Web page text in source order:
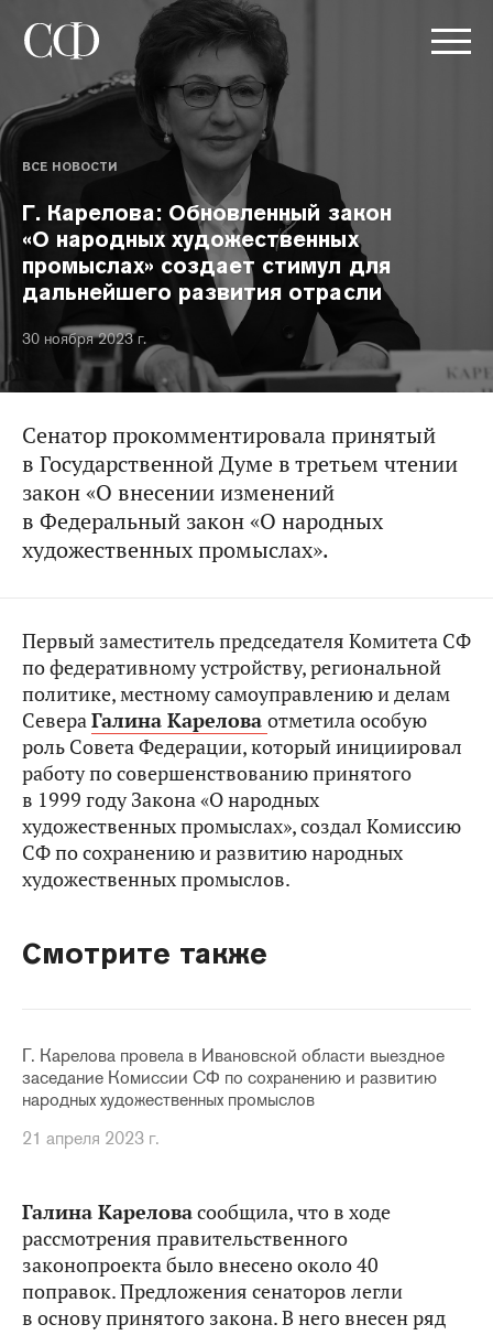
ВСЕ НОВОСТИ
Г. Карелова: Обновленный закон
«О народных художественных
промыслах» создает стимул для
дальнейшего развития отрасли
30 ноября 2023 г.
Сенатор прокомментировала принятый
в Государственной Думе в третьем чтении
закон «О внесении изменений
в Федеральный закон «О народных
художественных промыслах».
Первый заместитель председателя Комитета СФ
по федеративному устройству, региональной
политике, местному самоуправлению и делам
СевераГалина Карелова отметила особую
роль Совета Федерации, который инициировал
работу по совершенствованию принятого
в 1999 году Закона «О народных
художественных промыслах», создал Комиссию
СФ по сохранению и развитию народных
художественных промыслов.
Смотрите также
Г. Карелова провела в Ивановской области выездное
заседание Комиссии СФ по сохранению и развитию
народных художественных промыслов
21 апреля 2023 г.
Галина Кареловасообщила, что в ходе
рассмотрения правительственного
законопроекта было внесено около 40
поправок. Предложения сенаторов легли
в основу принятого закона. В него внесен ряд